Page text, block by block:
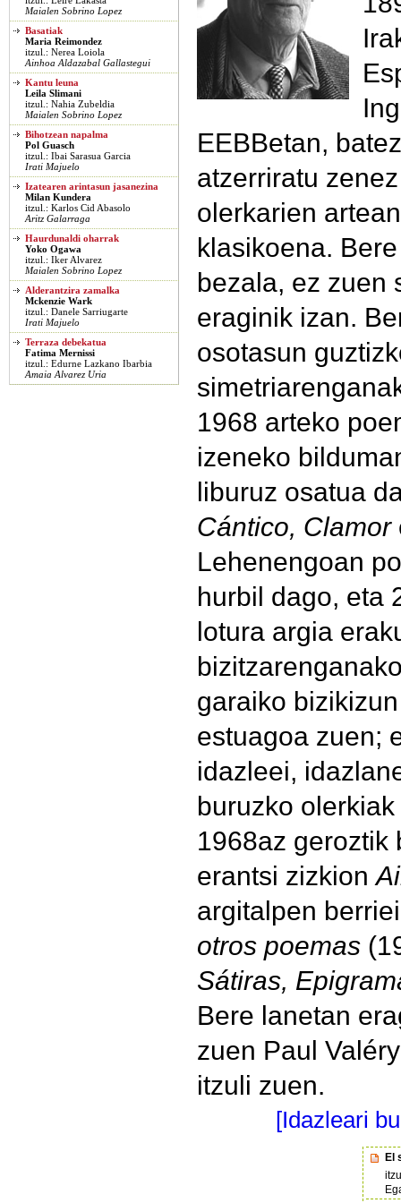
EEBBetan,
atzerriratu
olerkarien
klasikoena.
bezala, ez zuen
eraginik izan.
osotasun
1968 arteko
izeneko
liburuz osatua
Cántico, Clamor
Lehenengoan
hurbil dago, eta
lotura argia
garaiko
estuagoa zuen;
idazleei,
buruzko
1968az geroztik
erantsi zizkion
argitalpen
otros poemas
Sátiras,
Bere lanetan
zuen Paul
itzuli zuen.
[Idazleari
El
Maialen Sobrino Lopez
Basatiak
Maria Reimondez
itzul.: Nerea Loiola
Ainhoa Aldazabal Gallastegui
Kantu leuna
Leila Slimani
itzul.: Nahia Zubeldia
Maialen Sobrino Lopez
Bihotzean napalma
Pol Guasch
itzul.: Ibai Sarasua Garcia
Irati Majuelo
Izatearen arintasun jasanezina
Milan Kundera
itzul.: Karlos Cid Abasolo
Aritz Galarraga
Haurdunaldi oharrak
Yoko Ogawa
itzul.: Iker Alvarez
Maialen Sobrino Lopez
Alderantzira zamalka
Mckenzie Wark
itzul.: Danele Sarriugarte
Irati Majuelo
Terraza debekatua
Fatima Mernissi
itzul.: Edurne Lazkano Ibarbia
Amaia Alvarez Uria